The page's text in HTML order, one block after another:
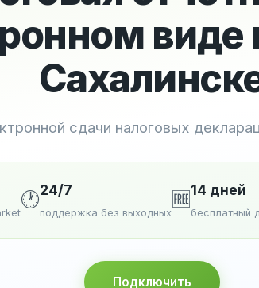
сдачи налоговых
🕐24/7
поддержка без выходных
🆓14 дней
бесплатный
Подключить